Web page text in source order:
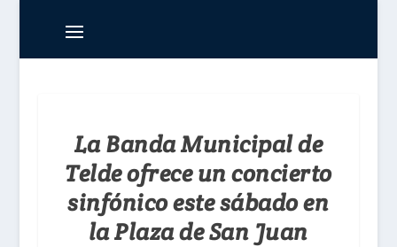
La Banda Municipal de
Telde ofrece un concierto
sinfónico este sábado en
la Plaza de San Juan